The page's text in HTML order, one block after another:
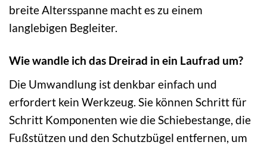
breite Altersspanne macht es zu einem
langlebigen Begleiter.
Wie wandle ich das Dreirad in ein Laufrad um?
Die Umwandlung ist denkbar einfach und
erfordert kein Werkzeug. Sie können Schritt für
Schritt Komponenten wie die Schiebestange, die
Fußstützen und den Schutzbügel entfernen, um